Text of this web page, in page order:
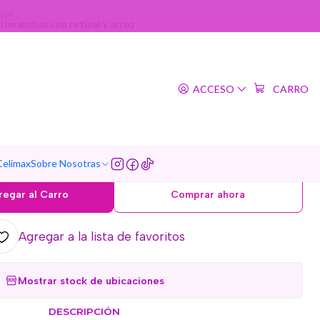
ACCESO CARRO
Sobre Nosotras
con retinal y arroz
1988 Cream : Retinal
+ Fermented Rice (K-
con retinal y arroz
al Carro Comprar ahora
Agregar a la lista de favoritos
Mostrar stock de ubicaciones
DESCRIPCIÓN